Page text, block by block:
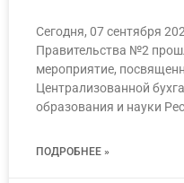
Сегодня, 07 сентября
Правительства №2
мероприятие,
Централизованной
образования и науки
ПОДРОБНЕЕ »